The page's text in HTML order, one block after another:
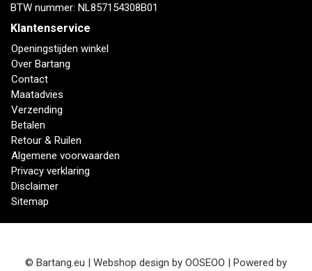
BTW nummer: NL857154308B01
Klantenservice
Openingstijden winkel
Over Bartang
Contact
Maatadvies
Verzending
Betalen
Retour & Ruilen
Algemene voorwaarden
Privacy verklaring
Disclaimer
Sitemap
© Bartang.eu | Webshop design by OOSEOO | Powered by